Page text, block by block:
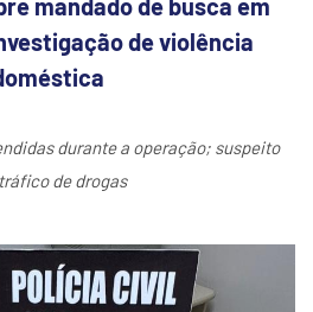
mandado de busca em
de violência
durante a operação; suspeito
de drogas